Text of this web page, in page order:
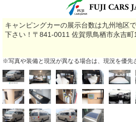
キャンピングカーの展示台数は九州地区
下さい！〒841-0011 佐賀県鳥栖市永吉
※写真や装備と現況が異なる場合は、現況を優先